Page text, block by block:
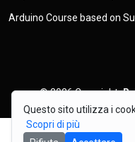
Questo sito utilizza i
Scopri di più
Arduino Course based on
© 2026Copyright